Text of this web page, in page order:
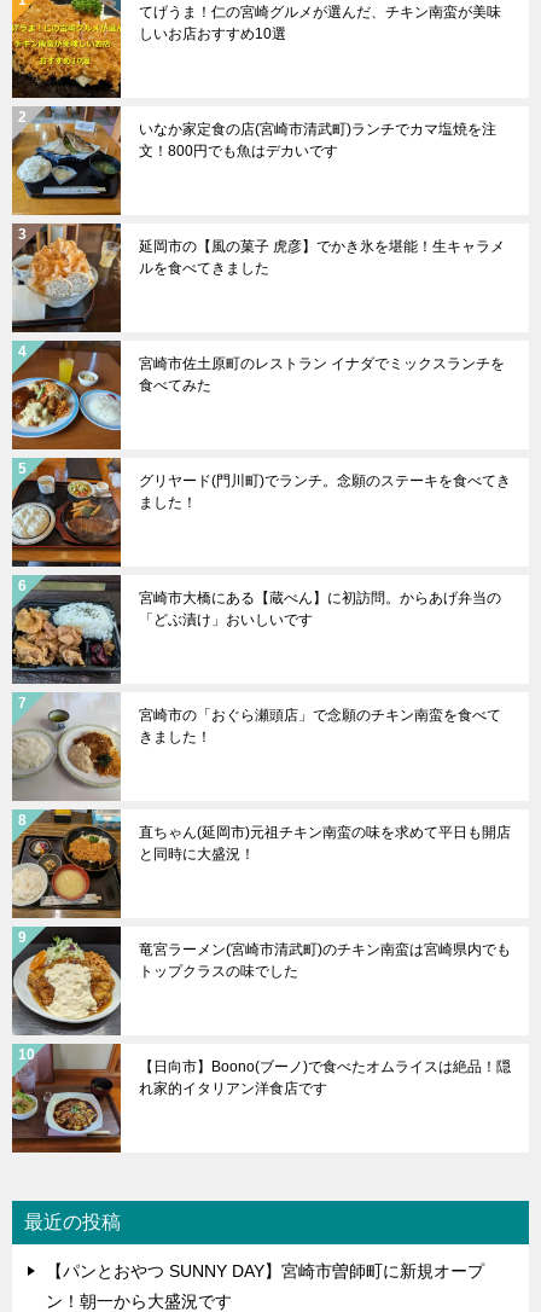
てげうま！仁の宮崎グルメが選んだ、チキン南蛮が美味
しいお店おすすめ10選
いなか家定食の店(宮崎市清武町)ランチでカマ塩焼を注
文！800円でも魚はデカいです
延岡市の【風の菓子 虎彦】でかき氷を堪能！生キャラメ
ルを食べてきました
宮崎市佐土原町のレストラン イナダでミックスランチを
食べてみた
グリヤード(門川町)でランチ。念願のステーキを食べてき
ました！
宮崎市大橋にある【蔵べん】に初訪問。からあげ弁当の
「どぶ漬け」おいしいです
宮崎市の「おぐら瀬頭店」で念願のチキン南蛮を食べて
きました！
直ちゃん(延岡市)元祖チキン南蛮の味を求めて平日も開店
と同時に大盛況！
竜宮ラーメン(宮崎市清武町)のチキン南蛮は宮崎県内でも
トップクラスの味でした
【日向市】Boono(ブーノ)で食べたオムライスは絶品！隠
れ家的イタリアン洋食店です
最近の投稿
【パンとおやつ SUNNY DAY】宮崎市曽師町に新規オープ
ン！朝一から大盛況です